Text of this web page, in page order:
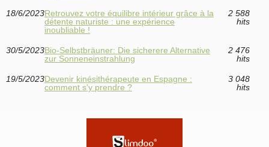
18/6/2023Retrouvez votre équilibre intérieur grâce à la
détente naturiste : une expérience
inoubliable !
2 588
hits
30/5/2023Bio-Selbstbräuner: Die sicherere Alternative
zur Sonneneinstrahlung
2 476
hits
19/5/2023Devenir kinésithérapeute en Espagne :
comment s'y prendre ?
3 048
hits